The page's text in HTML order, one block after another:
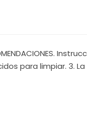
para limpiar. 3.